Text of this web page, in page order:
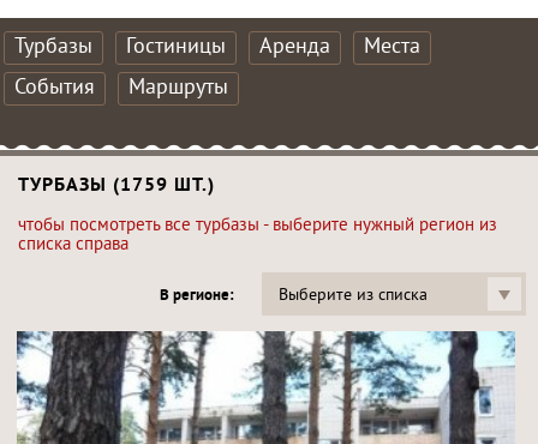
Турбазы Гостиницы Аренда
Места
События
Маршруты
ТУРБАЗЫ (1759 ШТ.)
чтобы посмотреть все турбазы - выберите нужный регион из
списка справа
В регионе: Выберите из списка